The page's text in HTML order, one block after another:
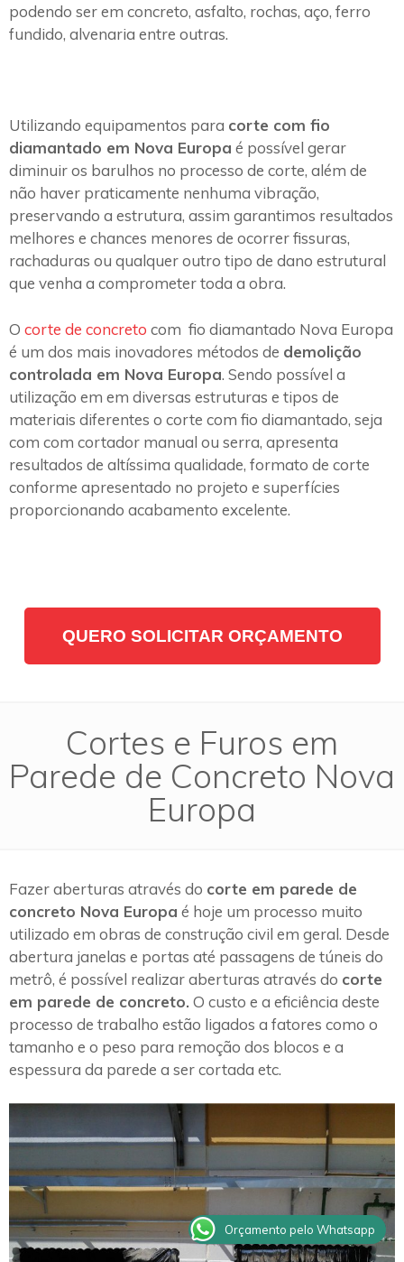
podendo ser em concreto, asfalto, rochas, aço, ferro
fundido, alvenaria entre outras.
Utilizando equipamentos para corte com fio
diamantado em Nova Europa é possível gerar
diminuir os barulhos no processo de corte, além de
não haver praticamente nenhuma vibração,
preservando a estrutura, assim garantimos resultados
melhores e chances menores de ocorrer fissuras,
rachaduras ou qualquer outro tipo de dano estrutural
que venha a comprometer toda a obra.
O corte de concreto com fio diamantado Nova Europa
é um dos mais inovadores métodos de demolição
controlada em Nova Europa. Sendo possível a
utilização em em diversas estruturas e tipos de
materiais diferentes o corte com fio diamantado, seja
com com cortador manual ou serra, apresenta
resultados de altíssima qualidade, formato de corte
conforme apresentado no projeto e superfícies
proporcionando acabamento excelente.
QUERO SOLICITAR ORÇAMENTO
Cortes e Furos em
Parede de Concreto Nova
Europa
Fazer aberturas através do corte em parede de
concreto Nova Europa é hoje um processo muito
utilizado em obras de construção civil em geral. Desde
abertura janelas e portas até passagens de túneis do
metrô, é possível realizar aberturas através do corte
em parede de concreto. O custo e a eficiência deste
processo de trabalho estão ligados a fatores como o
tamanho e o peso para remoção dos blocos e a
espessura da parede a ser cortada etc.
Orçamento pelo Whatsapp